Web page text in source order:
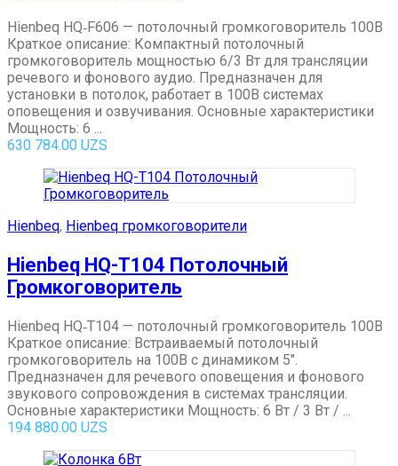
Hienbeq HQ‑F606 — потолочный громкоговоритель 100В
Краткое описание: Компактный потолочный
громкоговоритель мощностью 6/3 Вт для трансляции
речевого и фонового аудио. Предназначен для
установки в потолок, работает в 100В системах
оповещения и озвучивания. Основные характеристики
Мощность: 6 ...
630 784.00 UZS
Hienbeq, Hienbeq громкоговорители
Hienbeq HQ-T104 Потолочный
Громкоговоритель
Hienbeq HQ‑T104 — потолочный громкоговоритель 100В
Краткое описание: Встраиваемый потолочный
громкоговоритель на 100В с динамиком 5″.
Предназначен для речевого оповещения и фонового
звукового сопровождения в системах трансляции.
Основные характеристики Мощность: 6 Вт / 3 Вт / ...
194 880.00 UZS